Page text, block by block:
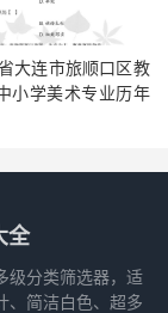
大连市旅顺口区教
小学美术专业历年
全
级分类筛选器，适
、简洁白色、超多